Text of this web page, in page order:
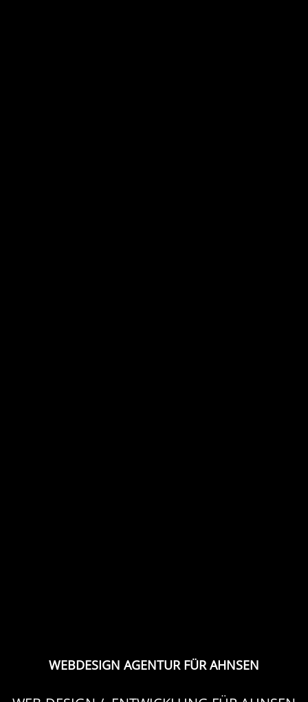
WEBDESIGN AGENTUR FÜR AHNSEN